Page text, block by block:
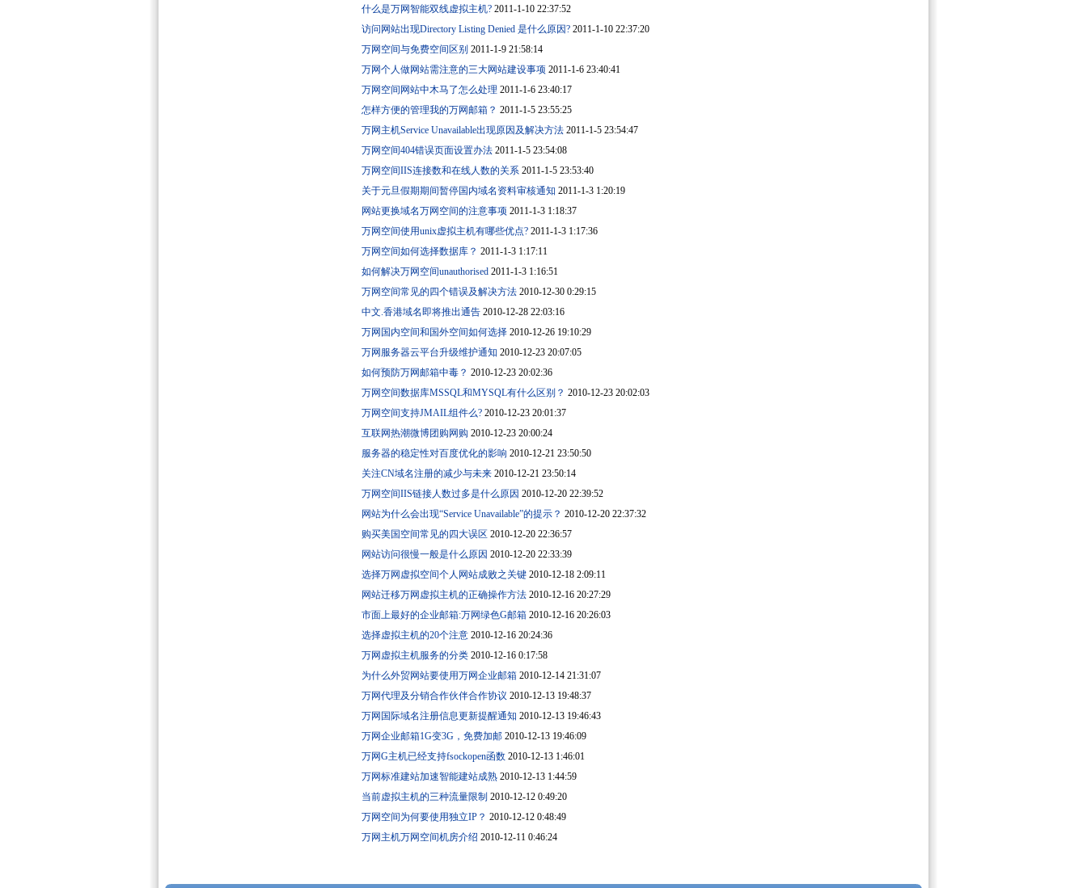
什么是万网智能双线虚拟主机? 2011-1-10 22:37:52
访问网站出现Directory Listing Denied 是什么原因? 2011-1-10 22:37:20
万网空间与免费空间区别 2011-1-9 21:58:14
万网个人做网站需注意的三大网站建设事项 2011-1-6 23:40:41
万网空间网站中木马了怎么处理 2011-1-6 23:40:17
怎样方便的管理我的万网邮箱？ 2011-1-5 23:55:25
万网主机Service Unavailable出现原因及解决方法 2011-1-5 23:54:47
万网空间404错误页面设置办法 2011-1-5 23:54:08
万网空间IIS连接数和在线人数的关系 2011-1-5 23:53:40
关于元旦假期期间暂停国内域名资料审核通知 2011-1-3 1:20:19
网站更换域名万网空间的注意事项 2011-1-3 1:18:37
万网空间使用unix虚拟主机有哪些优点? 2011-1-3 1:17:36
万网空间如何选择数据库？ 2011-1-3 1:17:11
如何解决万网空间unauthorised 2011-1-3 1:16:51
万网空间常见的四个错误及解决方法 2010-12-30 0:29:15
中文.香港域名即将推出通告 2010-12-28 22:03:16
万网国内空间和国外空间如何选择 2010-12-26 19:10:29
万网服务器云平台升级维护通知 2010-12-23 20:07:05
如何预防万网邮箱中毒？ 2010-12-23 20:02:36
万网空间数据库MSSQL和MYSQL有什么区别？ 2010-12-23 20:02:03
万网空间支持JMAIL组件么? 2010-12-23 20:01:37
互联网热潮微博团购网购 2010-12-23 20:00:24
服务器的稳定性对百度优化的影响 2010-12-21 23:50:50
关注CN域名注册的减少与未来 2010-12-21 23:50:14
万网空间IIS链接人数过多是什么原因 2010-12-20 22:39:52
网站为什么会出现“Service Unavailable”的提示？ 2010-12-20 22:37:32
购买美国空间常见的四大误区 2010-12-20 22:36:57
网站访问很慢一般是什么原因 2010-12-20 22:33:39
选择万网虚拟空间个人网站成败之关键 2010-12-18 2:09:11
网站迁移万网虚拟主机的正确操作方法 2010-12-16 20:27:29
市面上最好的企业邮箱:万网绿色G邮箱 2010-12-16 20:26:03
选择虚拟主机的20个注意 2010-12-16 20:24:36
万网虚拟主机服务的分类 2010-12-16 0:17:58
为什么外贸网站要使用万网企业邮箱 2010-12-14 21:31:07
万网代理及分销合作伙伴合作协议 2010-12-13 19:48:37
万网国际域名注册信息更新提醒通知 2010-12-13 19:46:43
万网企业邮箱1G变3G，免费加邮 2010-12-13 19:46:09
万网G主机已经支持fsockopen函数 2010-12-13 1:46:01
万网标准建站加速智能建站成熟 2010-12-13 1:44:59
当前虚拟主机的三种流量限制 2010-12-12 0:49:20
万网空间为何要使用独立IP？ 2010-12-12 0:48:49
万网主机万网空间机房介绍 2010-12-11 0:46:24